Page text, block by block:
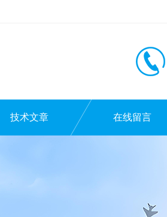
技术文章 在线留言